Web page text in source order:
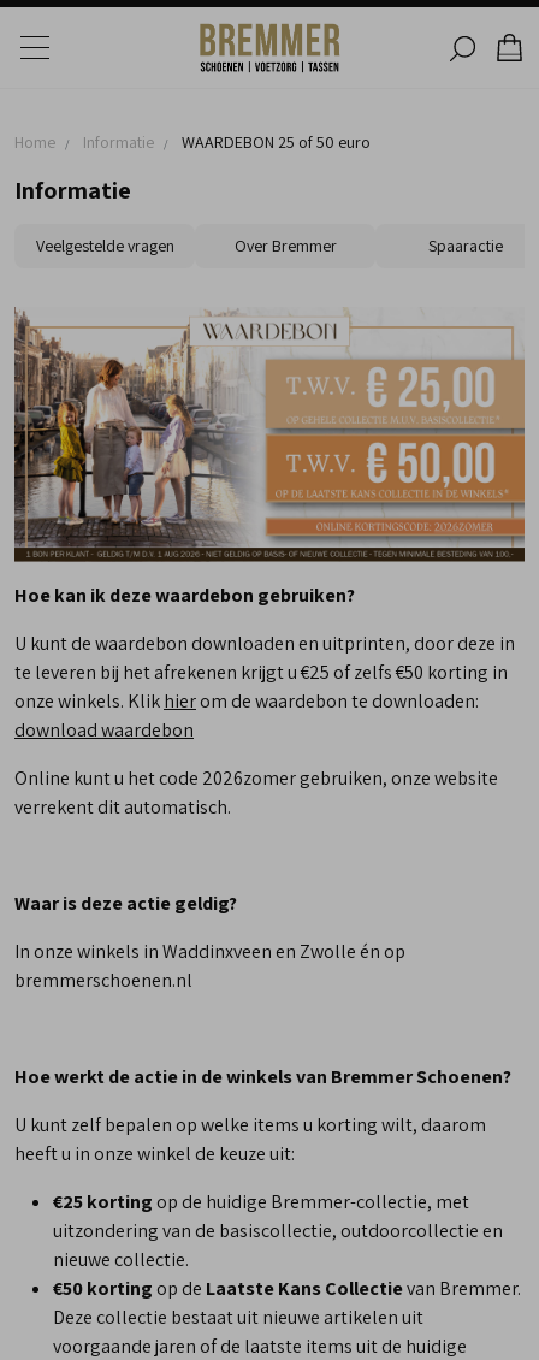
Home Informatie WAARDEBON 25 of 50 euro
Informatie
Veelgestelde vragen Over Bremmer Spaaractie
Hoe kan ik deze waardebon gebruiken?
U kunt de waardebon downloaden en uitprinten, door deze in
te leveren bij het afrekenen krijgt u €25 of zelfs €50 korting in
onze winkels. Klikhierom de waardebon te downloaden:
download waardebon
Online kunt u het code 2026zomer gebruiken, onze website
verrekent dit automatisch.
Waar is deze actie geldig?
In onze winkels in Waddinxveen en Zwolle én op
bremmerschoenen.nl
Hoe werkt de actie in de winkels van Bremmer Schoenen?
U kunt zelf bepalen op welke items u korting wilt, daarom
heeft u in onze winkel de keuze uit:
€25 korting op de huidige Bremmer-collectie, met
uitzondering van de basiscollectie, outdoorcollectie en
nieuwe collectie.
€50 korting op de Laatste Kans Collectievan Bremmer.
Deze collectie bestaat uit nieuwe artikelen uit
voorgaande jaren of de laatste items uit de huidige